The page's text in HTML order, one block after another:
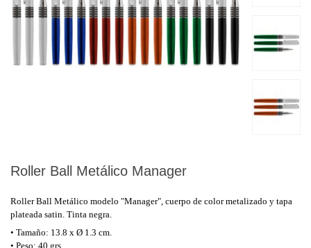
Roller Ball Metálico Manager
Roller Ball Metálico modelo "Manager", cuerpo de color metalizado y tapa
plateada satin. Tinta negra.
• Tamaño: 13.8 x Ø 1.3 cm.
• Peso: 40 grs.